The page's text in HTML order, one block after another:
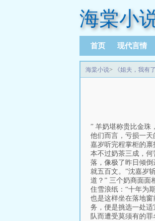
海棠小
首页 现代言情
海棠小说> 《姐夫，我有
” 羊奶堪称贵比金珠
他们而言，亏损一
嘉岁听完程掌柜的
本不过奶茶三成，
落，像极了昨日倾倒
就五百文。”沈嘉岁
道？” 三个奶商面面
住雪浪纸：“十年为
也是这样坐在落地
务，便是挑选一处
队而遭受莫须有的